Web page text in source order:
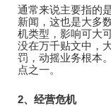
通常来说主要指的
新闻，这也是大多
机类型，影响可大
没在万千贴文中，
罚，动摇业务根本
点之一。
2、经营危机